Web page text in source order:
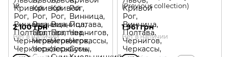
18
2 100 грн
Нет в наличии
(Previous collection)
1 961 грн
Нет в наличии